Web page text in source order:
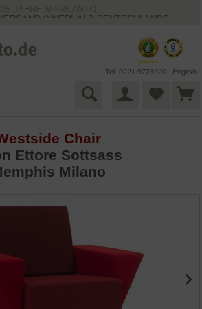
INNERHALB DEUTSCHLANDS
ZAHLUNGSMÖGLICHKEITEN
BESTPRICE-GARANTIE
Tel. 0221 9723920 English
Chair
Ettore Sottsass
Milano